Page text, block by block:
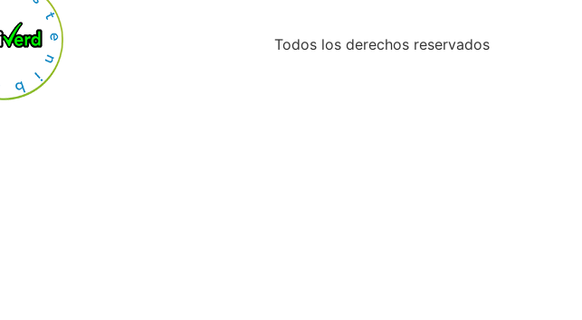
Todos los derechos reservados